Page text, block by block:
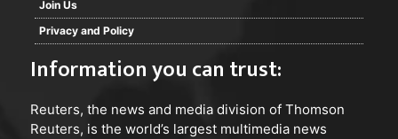
Join Us
Privacy and Policy
Information you can trust:
Reuters, the news and media division of Thomson
Reuters, is the world’s largest multimedia news